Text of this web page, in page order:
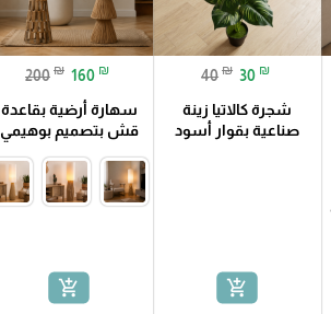
40 ₪ 30 ₪
شجرة كالاتيا زينة
صناعية بقوار أسود
add_shopping_cart
200 ₪ 160 ₪
سهارة أرضية بقاعدة
قش بتصميم بوهيمي
add_shopping_cart